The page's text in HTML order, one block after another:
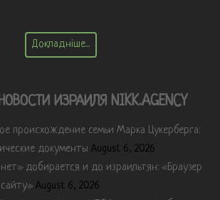
Докладніше...
ИЗРАИЛЯ NIKK.AGENCY
происхождение семьи Марка Цукерберга:
документы August 6, 2026
добирается и до израильтян: «Браузер
August 6, 2026